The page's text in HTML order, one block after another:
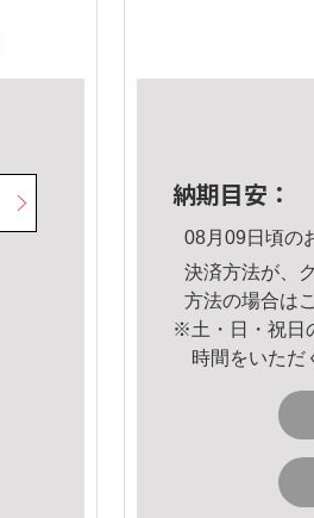
納期目安：
08月09日頃の
決済方法が、
方法の場合は
※土・日・祝日
時間をいただ